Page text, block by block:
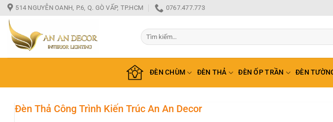
Bỏ
qua
nội
dung
514 NGUYỄN OANH, P.6, Q. GÒ VẤP, TP.HCM 0767.477.773
Tìm
kiếm:
ĐÈN CHÙM ĐÈN THẢ ĐÈN ỐP TRẦN ĐÈN
Đèn Thả Công Trình Kiến Trúc An An Decor